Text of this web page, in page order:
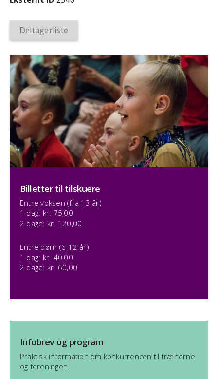
Deltagerliste
Billetter til tilskuere
Entre voksen (fra 13 år)
1 dag: kr. 75,00
2 dage: kr. 120,00
Entre børn (6-12 år)
1 dag: kr. 40,00
2 dage: kr. 60,00
Infobrev og program
Praktisk information om konkurrencen til trænerne
og foreningen.